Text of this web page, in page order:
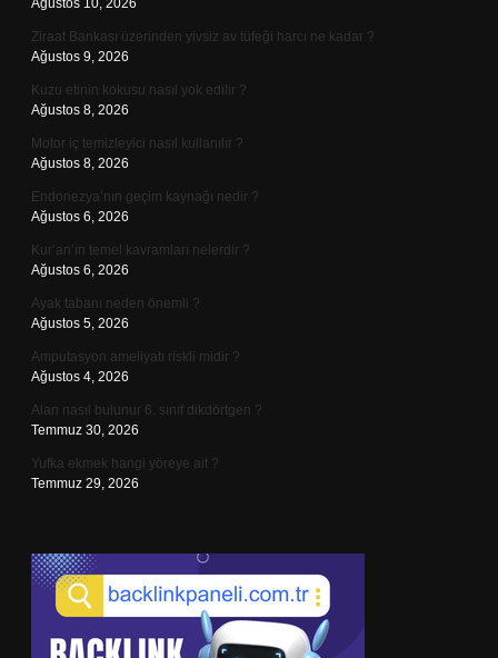
Ağustos 10, 2026
Ziraat Bankası üzerinden yivsiz av tüfeği harcı ne kadar ?
Ağustos 9, 2026
Kuzu etinin kokusu nasıl yok edilir ?
Ağustos 8, 2026
Motor iç temizleyici nasıl kullanılır ?
Ağustos 8, 2026
Endonezya’nın geçim kaynağı nedir ?
Ağustos 6, 2026
Kur’an’ın temel kavramları nelerdir ?
Ağustos 6, 2026
Ayak tabanı neden önemli ?
Ağustos 5, 2026
Amputasyon ameliyatı riskli midir ?
Ağustos 4, 2026
Alan nasıl bulunur 6. sınıf dikdörtgen ?
Temmuz 30, 2026
Yufka ekmek hangi yöreye ait ?
Temmuz 29, 2026